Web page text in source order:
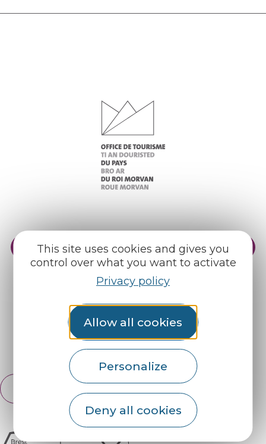
This site uses cookies and gives you
control over what you want to activate
Privacy policy
Allow all cookies
Personalize
Deny all cookies
Practical info
Our reception areas
Our brochures
Find us on :
Espace pro Partners
Français